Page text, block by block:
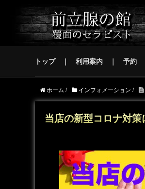
トップ 利用案内 予約
ホーム / インフォメーション /
当店の新型コロナ対策